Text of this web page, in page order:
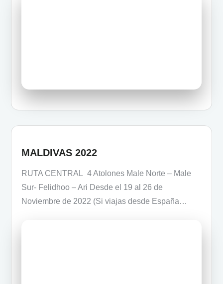
MALDIVAS 2022
RUTA CENTRAL 4 Atolones Male Norte – Male
Sur- Felidhoo – Ari Desde el 19 al 26 de
Noviembre de 2022 (Si viajas desde España…